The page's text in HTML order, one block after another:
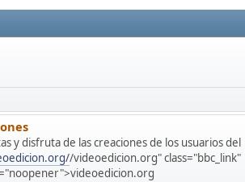
y disfruta de las creaciones de los usuarios del
/videoedicion.org" class="bbc_link"